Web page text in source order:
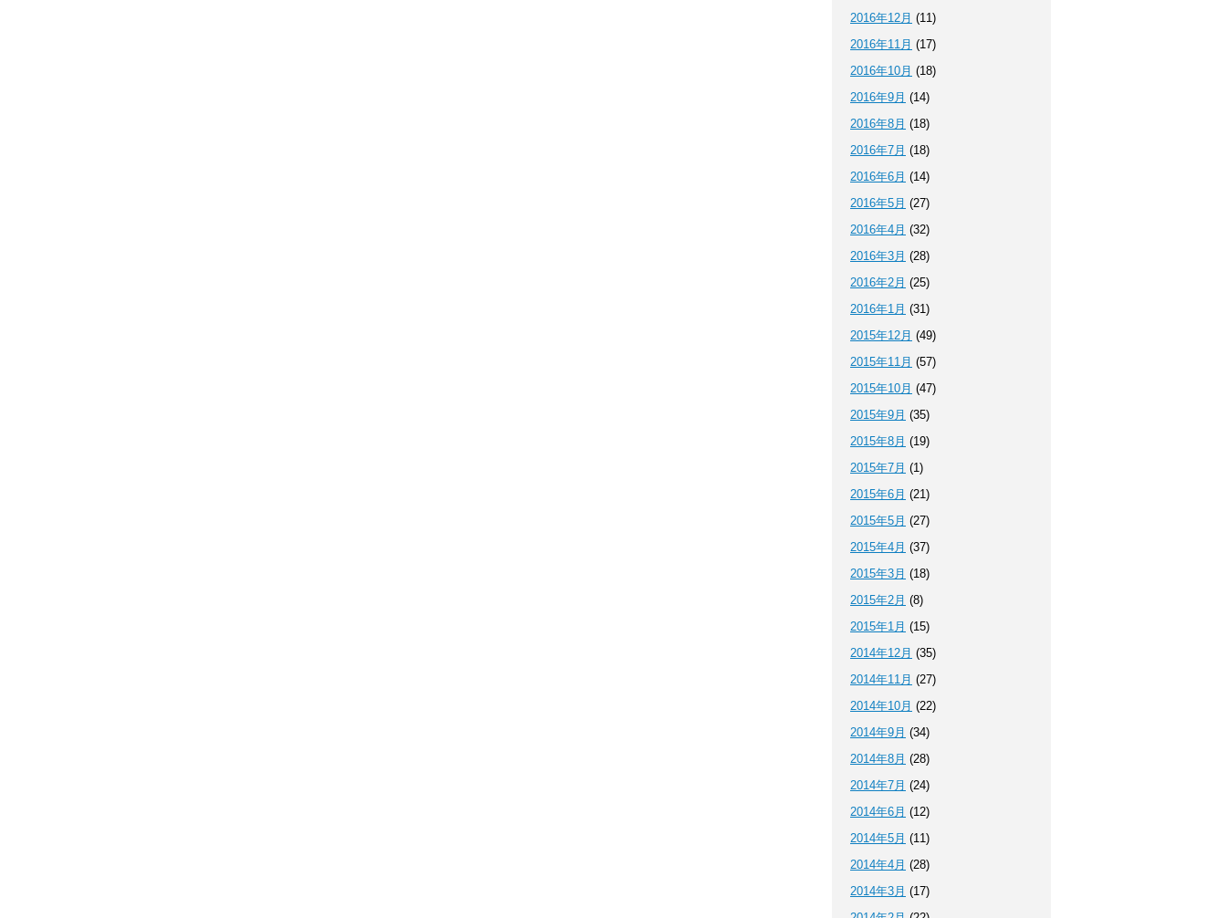
2016年12月 (11)
2016年11月 (17)
2016年10月 (18)
2016年9月 (14)
2016年8月 (18)
2016年7月 (18)
2016年6月 (14)
2016年5月 (27)
2016年4月 (32)
2016年3月 (28)
2016年2月 (25)
2016年1月 (31)
2015年12月 (49)
2015年11月 (57)
2015年10月 (47)
2015年9月 (35)
2015年8月 (19)
2015年7月 (1)
2015年6月 (21)
2015年5月 (27)
2015年4月 (37)
2015年3月 (18)
2015年2月 (8)
2015年1月 (15)
2014年12月 (35)
2014年11月 (27)
2014年10月 (22)
2014年9月 (34)
2014年8月 (28)
2014年7月 (24)
2014年6月 (12)
2014年5月 (11)
2014年4月 (28)
2014年3月 (17)